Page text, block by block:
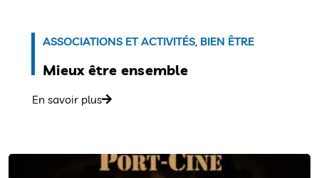
ASSOCIATIONS ET ACTIVITÉS BIEN ÊTRE
Mieux être ensemble
En savoir plus